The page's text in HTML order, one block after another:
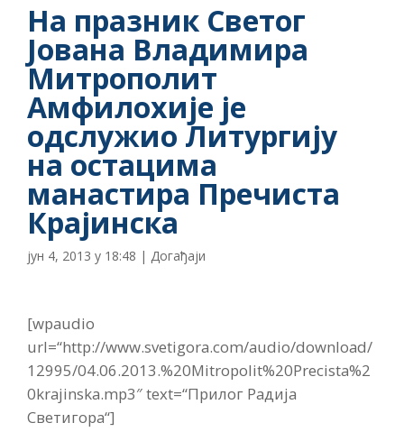
На празник Светог
Јована Владимира
Митрополит
Амфилохије је
одслужио Литургију
на остацима
манастира Пречиста
Крајинска
јун 4, 2013 у 18:48 | Догађаји
[wpaudio
url=“http://www.svetigora.com/audio/download/
12995/04.06.2013.%20Mitropolit%20Precista%2
0krajinska.mp3″ text=“Прилог Радија
Светигора“]